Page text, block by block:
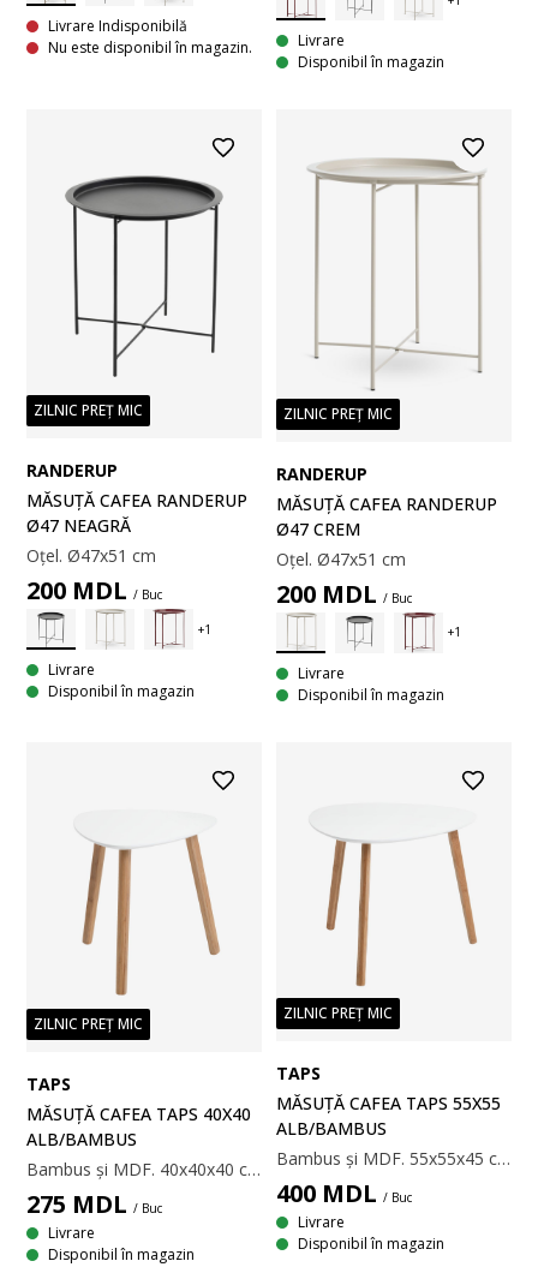
Livrare Indisponibilă
Nu este disponibil în magazin.
Livrare
Disponibil în magazin
ZILNIC PREȚ MIC
RANDERUP
MĂSUȚĂ CAFEA RANDERUP
Ø47 NEAGRĂ
Oțel. Ø47x51 cm
200 MDL / Buc
Livrare
Disponibil în magazin
ZILNIC PREȚ MIC
RANDERUP
MĂSUȚĂ CAFEA RANDERUP
Ø47 CREM
Oțel. Ø47x51 cm
200 MDL / Buc
Livrare
Disponibil în magazin
ZILNIC PREȚ MIC
TAPS
MĂSUȚĂ CAFEA TAPS 40X40
ALB/BAMBUS
Bambus și MDF. 40х40x40 cm
275 MDL / Buc
Livrare
Disponibil în magazin
ZILNIC PREȚ MIC
TAPS
MĂSUȚĂ CAFEA TAPS 55Х55
ALB/BAMBUS
Bambus și MDF. 55x55x45 cm
400 MDL / Buc
Livrare
Disponibil în magazin